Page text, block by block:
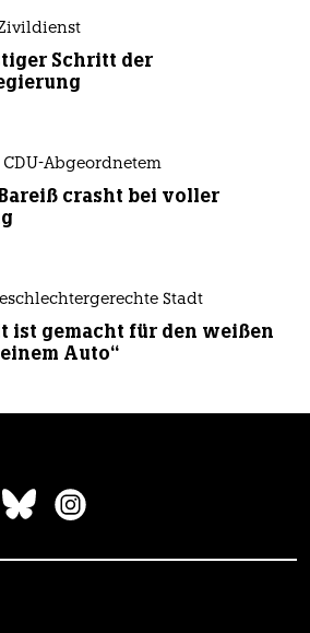
Schritt der
Abgeordnetem
crasht bei voller
Stadt
ist gemacht für den weißen
Auto“